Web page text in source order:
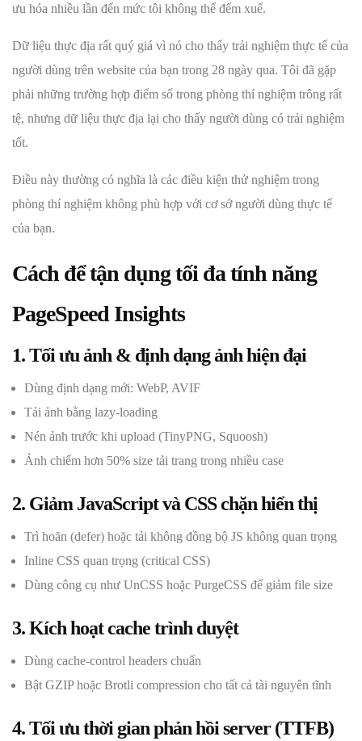
ưu hóa nhiều lần đến mức tôi không thể đếm xuể.
Dữ liệu thực địa rất quý giá vì nó cho thấy trải nghiệm thực tế của
người dùng trên website của bạn trong 28 ngày qua. Tôi đã gặp
phải những trường hợp điểm số trong phòng thí nghiệm trông rất
tệ, nhưng dữ liệu thực địa lại cho thấy người dùng có trải nghiệm
tốt.
Điều này thường có nghĩa là các điều kiện thử nghiệm trong
phòng thí nghiệm không phù hợp với cơ sở người dùng thực tế
của bạn.
Cách để tận dụng tối đa tính năng
PageSpeed Insights
1. Tối ưu ảnh & định dạng ảnh hiện đại
Dùng định dạng mới: WebP, AVIF
Tải ảnh bằng lazy-loading
Nén ảnh trước khi upload (TinyPNG, Squoosh)
Ảnh chiếm hơn 50% size tải trang trong nhiều case
2. Giảm JavaScript và CSS chặn hiển thị
Trì hoãn (defer) hoặc tải không đồng bộ JS không quan trọng
Inline CSS quan trọng (critical CSS)
Dùng công cụ như UnCSS hoặc PurgeCSS để giảm file size
3. Kích hoạt cache trình duyệt
Dùng cache-control headers chuẩn
Bật GZIP hoặc Brotli compression cho tất cả tài nguyên tĩnh
4. Tối ưu thời gian phản hồi server (TTFB)